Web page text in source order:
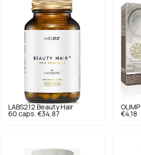
LABS212 Beauty Hair
60 caps. €34,87
OLIMP
€4,18